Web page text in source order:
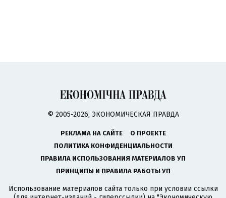
© 2005-2026, ЭКОНОМИЧЕСКАЯ ПРАВДА
РЕКЛАМА НА САЙТЕ
О ПРОЕКТЕ
ПОЛИТИКА КОНФИДЕНЦИАЛЬНОСТИ
ПРАВИЛА ИСПОЛЬЗОВАНИЯ МАТЕРИАЛОВ УП
ПРИНЦИПЫ И ПРАВИЛА РАБОТЫ УП
Использование материалов сайта только при условии ссылки